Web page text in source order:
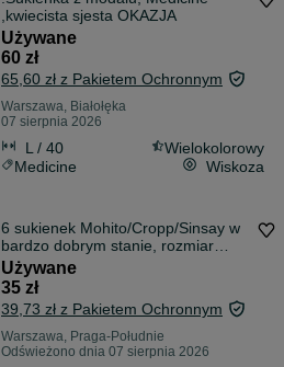
,kwiecista sjesta OKAZJA
Używane
60 zł
65,60 zł z Pakietem Ochronnym
Warszawa, Białołęka
07 sierpnia 2026
L / 40
Wielokolorowy
Medicine
Wiskoza
6 sukienek Mohito/Cropp/Sinsay w
bardzo dobrym stanie, rozmiar
XS/S
Używane
35 zł
39,73 zł z Pakietem Ochronnym
Warszawa, Praga-Południe
Odświeżono dnia 07 sierpnia 2026